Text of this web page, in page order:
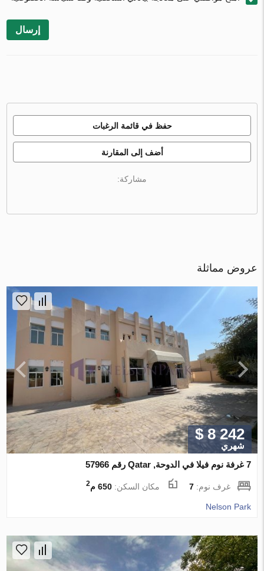
إرسال
حفظ في قائمة الرغبات
أضف إلى المقارنة
مشاركة:
عروض مماثلة
$ 8 242
شهري
7 غرفة نوم فيلا في الدوحة, Qatar رقم 57966
غرف نوم:7 مكان السكن:650 م 2
Nelson Park